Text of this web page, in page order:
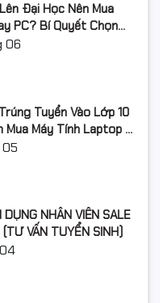
M115w/M115fw
ISO 19752/19798,
A4)
Đại Học Nên Mua
PC? Bí Quyết Chọn
Nhu Cầu, Không
06
Tuyển Vào Lớp 10
Mua Máy Tính Laptop Gì
- 2027?
NHÂN VIÊN SALE
(TƯ VẤN TUYỂN SINH)